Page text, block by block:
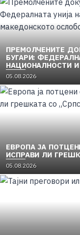
ПРЕМОЛЧЕНИТЕ
БУГАРИ:
НАЦИОНАЛНОСТИ
ДВИЖЕЊЕ
05.08.2026
ЕВРОПА ЈА
ИСПРАВИ ЛИ
05.08.2026